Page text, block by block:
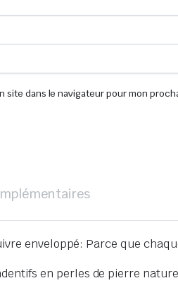
site dans le navigateur pour mon
enveloppé: Parce que
en perles de pierre